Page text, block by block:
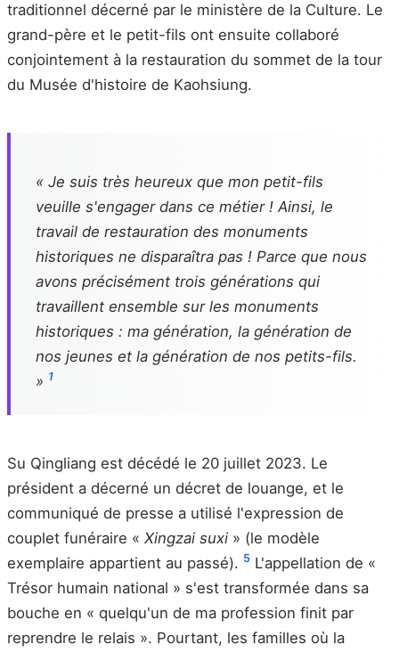
traditionnel décerné par le ministère de la Culture. Le
grand-père et le petit-fils ont ensuite collaboré
conjointement à la restauration du sommet de la tour
du Musée d'histoire de Kaohsiung.
« Je suis très heureux que mon petit-fils
veuille s'engager dans ce métier ! Ainsi, le
travail de restauration des monuments
historiques ne disparaîtra pas ! Parce que nous
avons précisément trois générations qui
travaillent ensemble sur les monuments
historiques : ma génération, la génération de
nos jeunes et la génération de nos petits-fils.
» 1
Su Qingliang est décédé le 20 juillet 2023. Le
président a décerné un décret de louange, et le
communiqué de presse a utilisé l'expression de
couplet funéraire « Xingzai suxi » (le modèle
exemplaire appartient au passé). 5 L'appellation de «
Trésor humain national » s'est transformée dans sa
bouche en « quelqu'un de ma profession finit par
reprendre le relais ». Pourtant, les familles où la